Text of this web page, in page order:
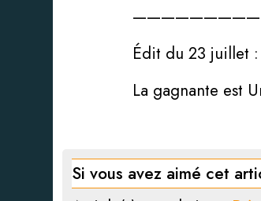
Édit du 23 juillet :
La gagnante est
Si vous avez aimé cet